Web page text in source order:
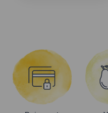
options
peuvent
être
choisies
sur
la